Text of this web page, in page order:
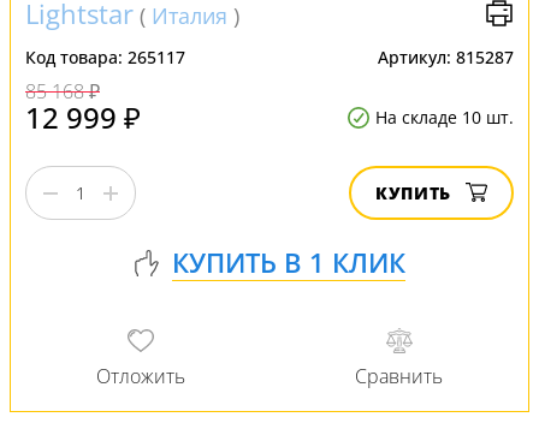
Lightstar ( Италия )
Код товара: 265117 Артикул: 815287
85 168 ₽
12 999 ₽ На складе 10 шт.
КУПИТЬ